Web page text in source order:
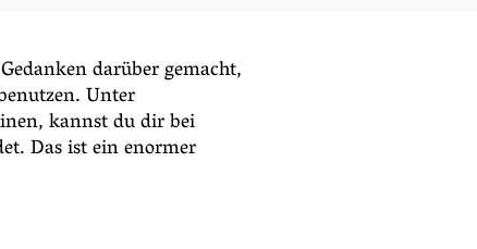
darüber gemacht,
Unter
kannst du dir bei
Das ist ein enormer